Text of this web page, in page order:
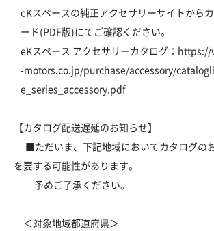
eKスペースの純正アクセサリーサイトから
ード(PDF版)にてご確認ください。
eKスペース アクセサリーカタログ： https://
-motors.co.jp/purchase/accessory/
e_series_accessory.pdf
【カタログ配送遅延のお知らせ】
■ただいま、下記地域においてカタログの
を要する可能性があります。
予めご了承ください。
＜対象地域都道府県＞